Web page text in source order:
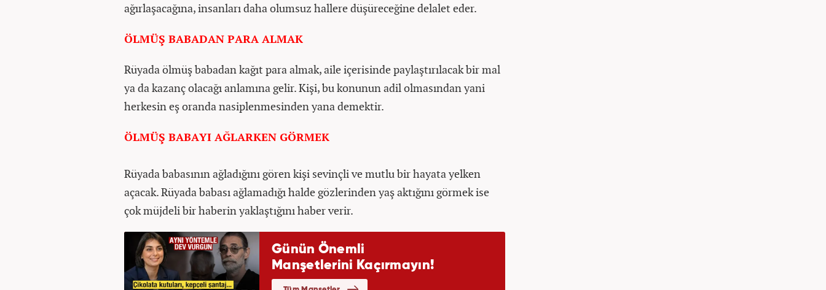
ağırlaşacağına, insanları daha olumsuz hallere düşüreceğine delalet eder.
ÖLMÜŞ BABADAN PARA ALMAK
Rüyada ölmüş babadan kağıt para almak, aile içerisinde paylaştırılacak bir mal
ya da kazanç olacağı anlamına gelir. Kişi, bu konunun adil olmasından yani
herkesin eş oranda nasiplenmesinden yana demektir.
ÖLMÜŞ BABAYI AĞLARKEN GÖRMEK
Rüyada babasının ağladığını gören kişi sevinçli ve mutlu bir hayata yelken
açacak. Rüyada babası ağlamadığı halde gözlerinden yaş aktığını görmek ise
çok müjdeli bir haberin yaklaştığını haber verir.